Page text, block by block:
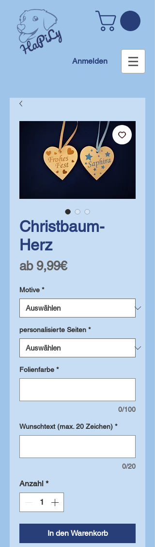
Anmelden
Christbaum-
Herz
ab 9,99€Sale-
Motive *
personalisierte Seiten *
Folienfarbe *
0/100
Wunschtext (max. 20 Zeichen) *
0/20
Anzahl *
In den Warenkorb